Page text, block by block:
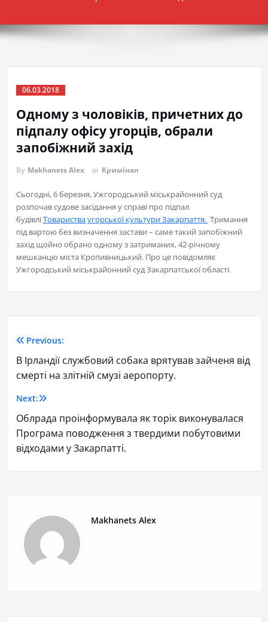
06.03.2018
Одному з чоловіків, причетних до
підпалу офісу угорців, обрали
запобіжний захід
By Makhanets Alex in Кримінал
Сьогодні, 6 березня, Ужгородський міськрайонний суд
розпочав судове засідання у справі про підпал
будівліТовариства угорської культури Закарпаття. Тримання
під вартою без визначення застави – саме такий запобіжний
захід щойно обрано одному з затриманих, 42-річному
мешканцю міста Кропивницький. Про це повідомляє
Ужгородський міськрайонний суд Закарпатської області.
Previous:
В Ірландії службовий собака врятував зайченя від
смерті на злітній смузі аеропорту.
Next:
Облрада проінформувала як торік виконувалася
Програма поводження з твердими побутовими
відходами у Закарпатті.
Makhanets Alex